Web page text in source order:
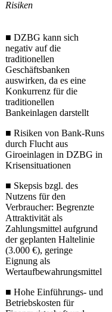
Risiken
■ DZBG kann sich
negativ auf die
traditionellen
Geschäftsbanken
auswirken, da es eine
Kon­kurrenz für die
traditionellen
Bankeinlagen darstellt
■ Risiken von Bank-Runs
durch Flucht aus
Giroeinlagen in DZBG in
Krisensituationen
■ Skepsis bzgl. des
Nutzens für den
Verbraucher: Begrenzte
Attraktivität als
Zahlungsmittel auf­grund
der geplanten Haltelinie
(3.000 €), geringe
Eignung als
Wertaufbewahrungsmittel
■ Hohe Einführungs- und
Betriebskosten für